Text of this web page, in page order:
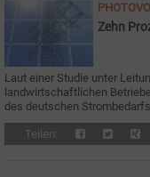
Zehn
Laut einer Studie unter
landwirtschaftlichen
des deutschen
Teilen: